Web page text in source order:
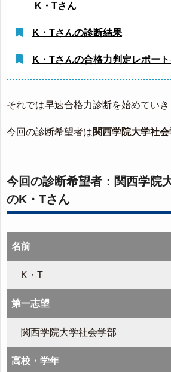
K・Tさん
K・Tさんの診断結果
K・Tさんの合格力判定レポー
それでは早速合格力診断を始めていき
今回の診断希望者は関西学院大学社
今回の診断希望者：関西学院
のK・Tさん
名前
K・T
第一志望
関西学院大学社会学部
高校・学年